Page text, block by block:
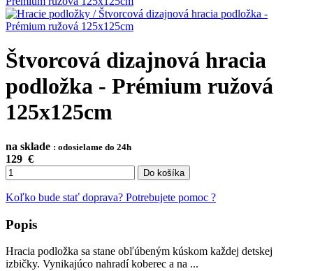
Štvorcová dizajnová hracia
podložka - Prémium ružová
125x125cm
na sklade : odosielame do 24h
129 €
Do košíka
Koľko bude stať doprava? Potrebujete pomoc ?
Popis
Hracia podložka sa stane obľúbeným kúskom každej detskej
izbičky. Vynikajúco nahradí koberec a na ...